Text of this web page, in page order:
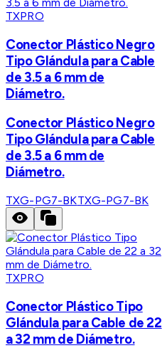
TXPRO
Conector Plástico Negro
Tipo Glándula para Cable
de 3.5 a 6 mm de
Diámetro.
Conector Plástico Negro
Tipo Glándula para Cable
de 3.5 a 6 mm de
Diámetro.
TXG-PG7-BKTXG-PG7-BK
TXPRO
Conector Plástico Tipo
Glándula para Cable de 22
a 32 mm de Diámetro.